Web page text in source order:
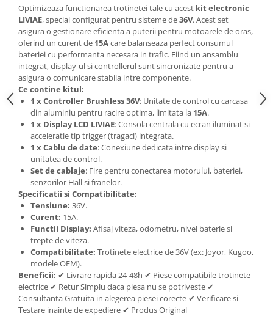
Optimizeaza functionarea trotinetei tale cu acest kit electronic
LIVIAE, special configurat pentru sisteme de36V. Acest set
asigura o gestionare eficienta a puterii pentru motoarele de oras,
oferind un curent de 15Acare balanseaza perfect consumul
bateriei cu performanta necesara in trafic. Fiind un ansamblu
integrat, display-ul si controllerul sunt sincronizate pentru a
asigura o comunicare stabila intre componente.
Ce contine kitul:
1 x Controller Brushless 36V: Unitate de control cu carcasa
din aluminiu pentru racire optima, limitata la 15A.
1 x Display LCD LIVIAE: Consola centrala cu ecran iluminat si
acceleratie tip trigger (tragaci) integrata.
1 x Cablu de date: Conexiune dedicata intre display si
unitatea de control.
Set de cablaje: Fire pentru conectarea motorului, bateriei,
senzorilor Hall si franelor.
Specificatii si Compatibilitate:
Tensiune: 36V.
Curent: 15A.
Functii Display: Afisaj viteza, odometru, nivel baterie si
trepte de viteza.
Compatibilitate: Trotinete electrice de 36V (ex: Joyor, Kugoo,
modele OEM).
Beneficii: ✔ Livrare rapida 24-48h ✔ Piese compatibile trotinete
electrice ✔ Retur Simplu daca piesa nu se potriveste ✔
Consultanta Gratuita in alegerea piesei corecte ✔ Verificare si
Testare inainte de expediere ✔ Produs Original